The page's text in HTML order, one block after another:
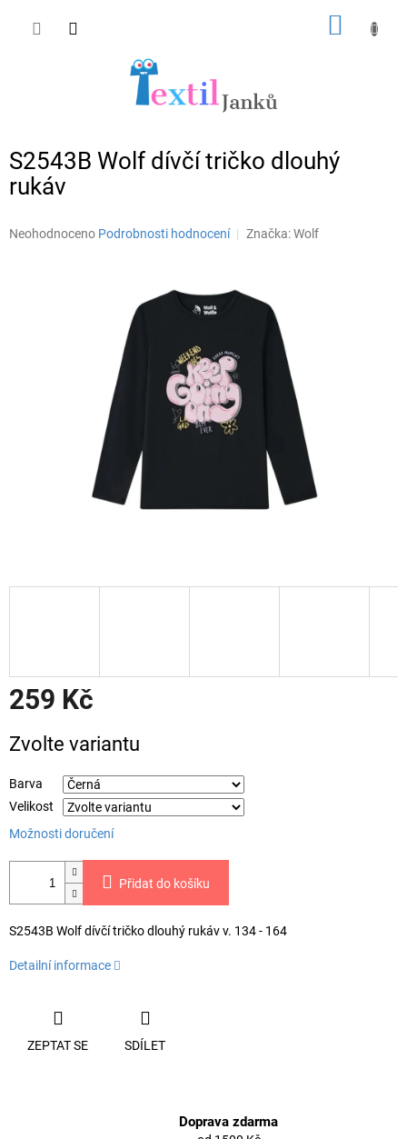
S2543B Wolf dívčí tričko dlouhý
rukáv
Průměrné
Neohodnoceno Podrobnosti hodnocení Značka:Wolf
259 Kč
cena:
Zvolte variantu
Barva
Velikost
Možnosti doručení
Přidat do košíku
S2543B Wolf dívčí tričko dlouhý rukáv v. 134 - 164
Detailní informace
ZEPTAT SE SDÍLET
Doprava zdarma